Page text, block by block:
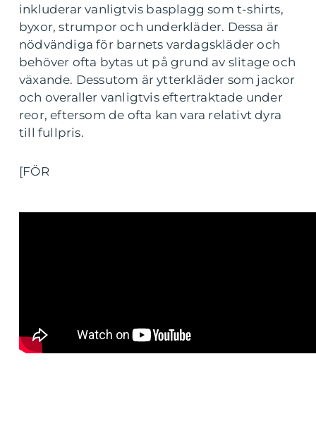
inkluderar vanligtvis basplagg som t-shirts,
byxor, strumpor och underkläder. Dessa är
nödvändiga för barnets vardagskläder och
behöver ofta bytas ut på grund av slitage och
växande. Dessutom är ytterkläder som jackor
och overaller vanligtvis eftertraktade under
reor, eftersom de ofta kan vara relativt dyra
till fullpris.
[FÖR